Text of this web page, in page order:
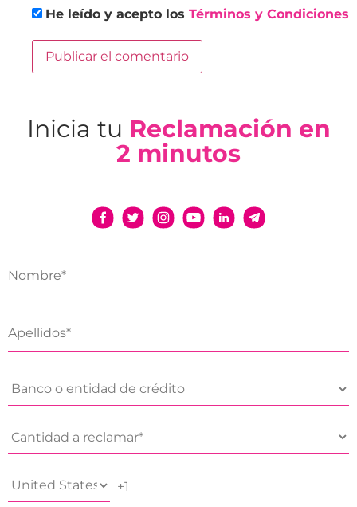
He leído y acepto los Términos y Condiciones
Inicia tu Reclamación en
2 minutos